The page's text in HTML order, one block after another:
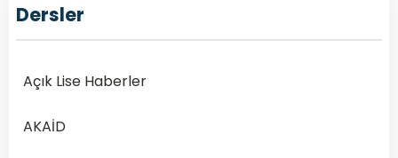
İşletme
1
2019
3.
Dersler
Açık Lise Haberler
AKAİD